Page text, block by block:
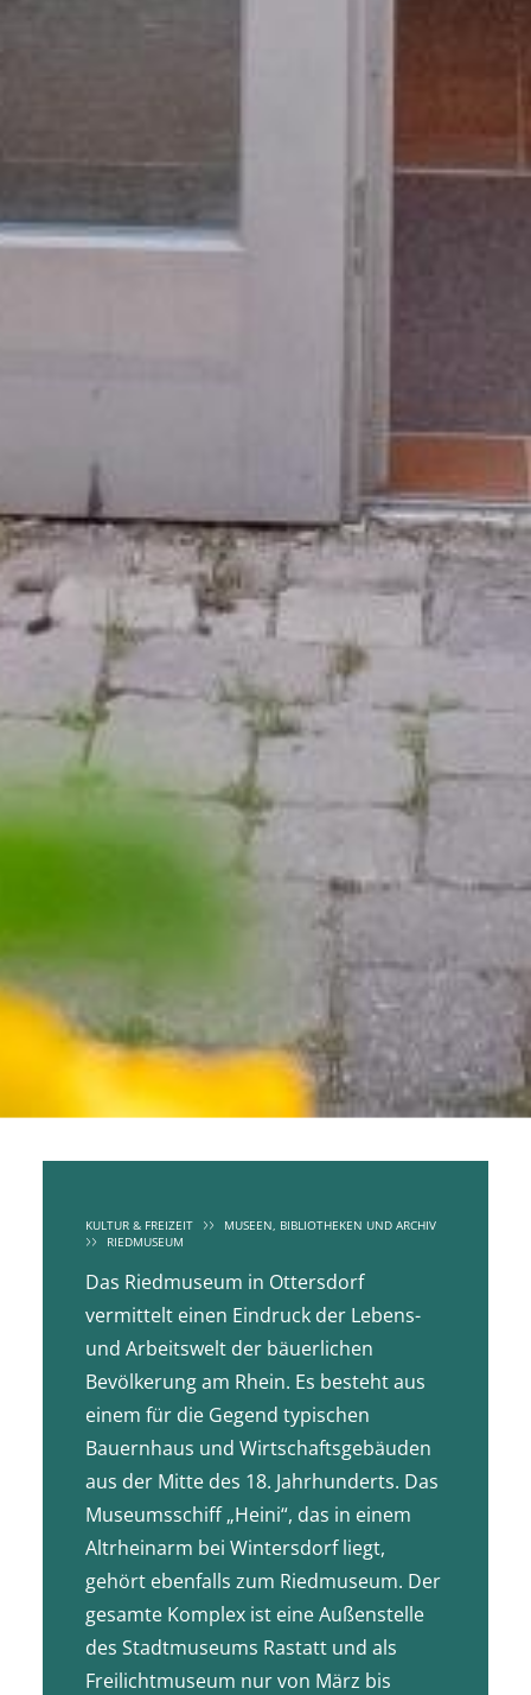
KULTUR & FREIZEIT
MUSEEN, BIBLIOTHEKEN UND ARCHIV
RIEDMUSEUM
Das Riedmuseum in Ottersdorf
vermittelt einen Eindruck der Lebens-
und Arbeitswelt der bäuerlichen
Bevölkerung am Rhein. Es besteht aus
einem für die Gegend typischen
Bauernhaus und Wirtschaftsgebäuden
aus der Mitte des 18. Jahrhunderts. Das
Museumsschiff „Heini“, das in einem
Altrheinarm bei Wintersdorf liegt,
gehört ebenfalls zum Riedmuseum. Der
gesamte Komplex ist eine Außenstelle
des Stadtmuseums Rastatt und als
Freilichtmuseum nur von März bis